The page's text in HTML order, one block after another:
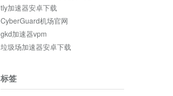
tly加速器安卓下载
CyberGuard机场官网
gkd加速器vpm
垃圾场加速器安卓下载
标签